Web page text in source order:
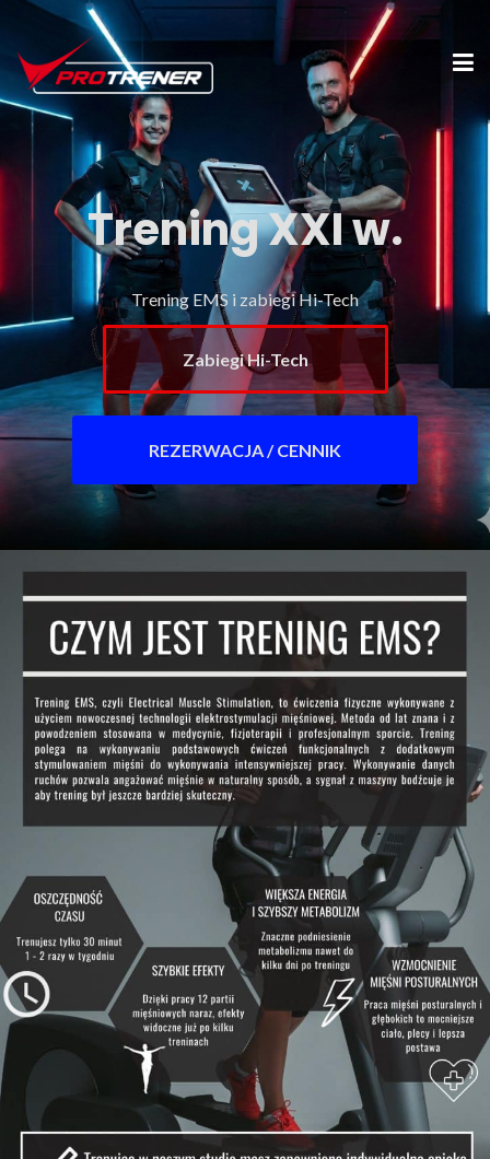
Trening XXI w.
Trening EMS i zabiegi Hi-Tech
Zabiegi Hi-Tech
REZERWACJA / CENNIK